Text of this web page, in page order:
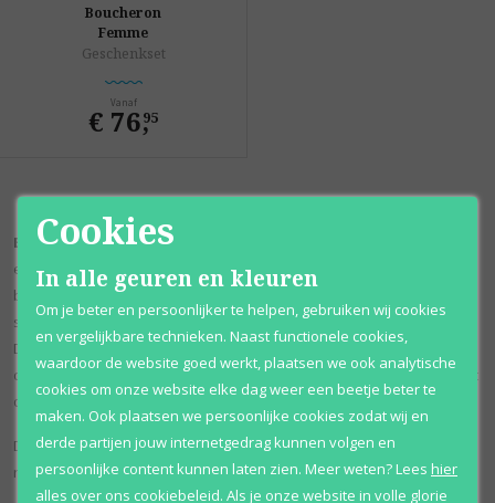
Boucheron
Femme
Geschenkset
Vanaf
€ 76,
95
Boucheron Femmewerd al in 1988 gecreëerd en was tevens de
eerste geur van de juwelier uit Parijs. De geur onttrekt zijn kracht uit
bergamot en sandelhout dat in evenwicht gebracht word door
sinaasappel en abrikoos met een koele achtergrond van galbanum.
Dit complexe vrouwelijke, langdurig waarneembaar parfum bezit ook
de heerlijke aroma's van vanille, amber, civet en oilbanum. Het maakt
de geur een kenmerkend en sensueel geheel.
Deze geur staat bekend als zwaar & bloemig, en blijft erg lang
ruikbaar.
Cookies
In alle geuren en kleuren
Om je beter en persoonlijker te helpen, gebruiken wij cookies
en vergelijkbare technieken. Naast functionele cookies,
waardoor de website goed werkt, plaatsen we ook analytische
cookies om onze website elke dag weer een beetje beter te
maken. Ook plaatsen we persoonlijke cookies zodat wij en
derde partijen jouw internetgedrag kunnen volgen en
persoonlijke content kunnen laten zien. Meer weten?Lees hier
alles over ons cookiebeleid. Als je onze website in volle glorie